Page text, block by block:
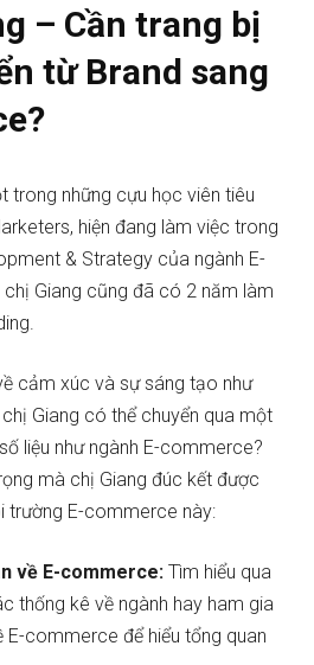
– Cần trang bị
từ Brand sang
trong những cựu học viên tiêu
hiện đang làm việc trong
& Strategy của ngành E-
Giang cũng đã có 2 năm làm
cảm xúc và sự sáng tạo như
Giang có thể chuyển qua một
liệu như ngành E-commerce?
mà chị Giang đúc kết được
trường E-commerce này:
về E-commerce: Tìm hiểu qua
thống kê về ngành hay ham gia
commerce để hiểu tổng quan